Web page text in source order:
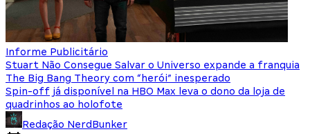
Informe Publicitário
Stuart Não Consegue Salvar o Universo expande a franquia
The Big Bang Theory com “herói” inesperado
Spin-off já disponível na HBO Max leva o dono da loja de
quadrinhos ao holofote
Redação NerdBunker